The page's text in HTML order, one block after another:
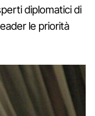
diplomatici di
le priorità